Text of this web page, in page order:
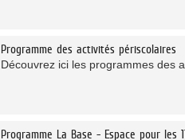
Programme des activités périscolaires
Découvrez ici les programmes des
Programme La Base - Espace pour les